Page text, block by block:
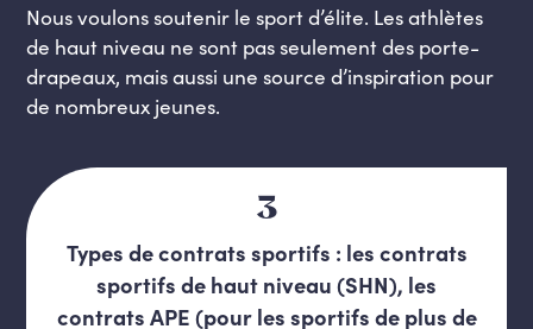
Nous voulons soutenir le sport d’élite. Les athlètes
de haut niveau ne sont pas seulement des porte-
drapeaux, mais aussi une source d’inspiration pour
de nombreux jeunes.
3
Types de contrats sportifs : les contrats
sportifs de haut niveau (SHN), les
contrats APE (pour les sportifs de plus de